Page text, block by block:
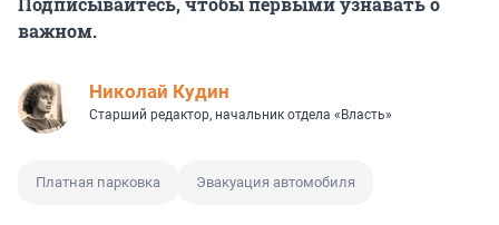
важном.
Николай Кудин
Старший редактор, начальник отдела «Власть»
Платная парковка Эвакуация автомобиля